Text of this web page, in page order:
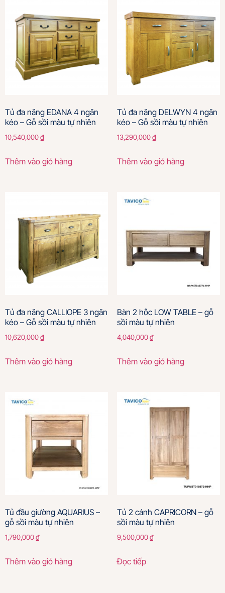
Tủ đa năng EDANA 4 ngăn
kéo – Gỗ sồi màu tự nhiên
10,540,000₫
Thêm vào giỏ hàng
Tủ đa năng DELWYN 4 ngăn
kéo – Gỗ sồi màu tự nhiên
13,290,000₫
Thêm vào giỏ hàng
Tủ đa năng CALLIOPE 3 ngăn
kéo – Gỗ sồi màu tự nhiên
10,620,000₫
Thêm vào giỏ hàng
Bàn 2 hộc LOW TABLE – gỗ
sồi màu tự nhiên
4,040,000₫
Thêm vào giỏ hàng
Tủ đầu giường AQUARIUS –
gỗ sồi màu tự nhiên
1,790,000₫
Thêm vào giỏ hàng
Tủ 2 cánh CAPRICORN – gỗ
sồi màu tự nhiên
9,500,000₫
Đọc tiếp